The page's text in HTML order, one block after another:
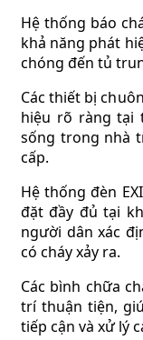
Hệ thống báo
khả năng phát
chóng đến tủ
Các thiết bị
hiệu rõ ràng tại
sống trong nhà
cấp.
Hệ thống đèn
đặt đầy đủ tại
người dân xác
có cháy xảy ra.
Các bình chữa
trí thuận tiện,
tiếp cận và xử lý